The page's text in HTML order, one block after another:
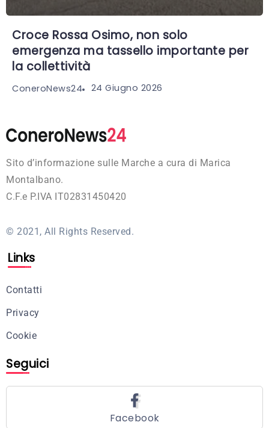
Croce Rossa Osimo, non solo
emergenza ma tassello importante per
la collettività
ConeroNews24 24 Giugno 2026
Sito d’informazione sulle Marche a cura di Marica
Montalbano.
C.F.e P.IVA IT02831450420
© 2021, All Rights Reserved.
Links
Contatti
Privacy
Cookie
Seguici
Facebook